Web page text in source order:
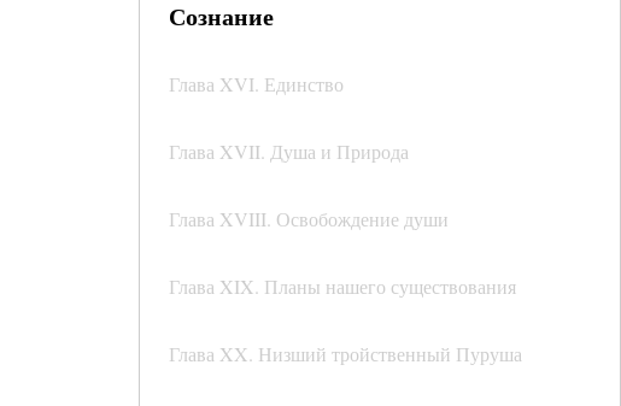
Сознание
Глава XVI. Единство
Глава XVII. Душа и Природа
Глава XVIII. Освобождение души
Глава XIX. Планы нашего существования
Глава XX. Низший тройственный Пуруша